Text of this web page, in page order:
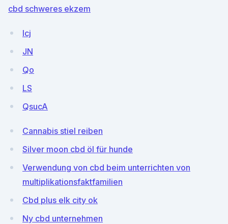
cbd schweres ekzem
lcj
JN
Qo
LS
QsucA
Cannabis stiel reiben
Silver moon cbd öl für hunde
Verwendung von cbd beim unterrichten von
multiplikationsfaktfamilien
Cbd plus elk city ok
Ny cbd unternehmen